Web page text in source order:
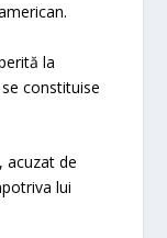
la
constituise
acuzat de
lui